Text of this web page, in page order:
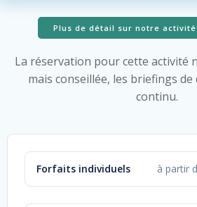
Plus de détail sur notre
La réservation pour cette activité
mais conseillée, les briefings
continu.
Forfaits individuels à partir